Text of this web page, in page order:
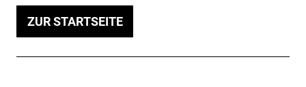
ZUR STARTSEITE